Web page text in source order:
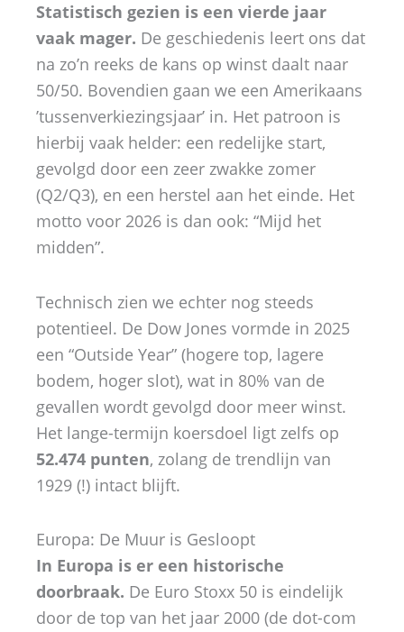
Statistisch gezien is een vierde jaar
vaak mager. De geschiedenis leert ons dat
na zo’n reeks de kans op winst daalt naar
50/50. Bovendien gaan we een Amerikaans
’tussenverkiezingsjaar’ in. Het patroon is
hierbij vaak helder: een redelijke start,
gevolgd door een zeer zwakke zomer
(Q2/Q3), en een herstel aan het einde. Het
motto voor 2026 is dan ook: “Mijd het
midden”.
Technisch zien we echter nog steeds
potentieel. De Dow Jones vormde in 2025
een “Outside Year” (hogere top, lagere
bodem, hoger slot), wat in 80% van de
gevallen wordt gevolgd door meer winst.
Het lange-termijn koersdoel ligt zelfs op
52.474 punten, zolang de trendlijn van
1929 (!) intact blijft.
Europa: De Muur is Gesloopt
In Europa is er een historische
doorbraak. De Euro Stoxx 50 is eindelijk
door de top van het jaar 2000 (de dot-com